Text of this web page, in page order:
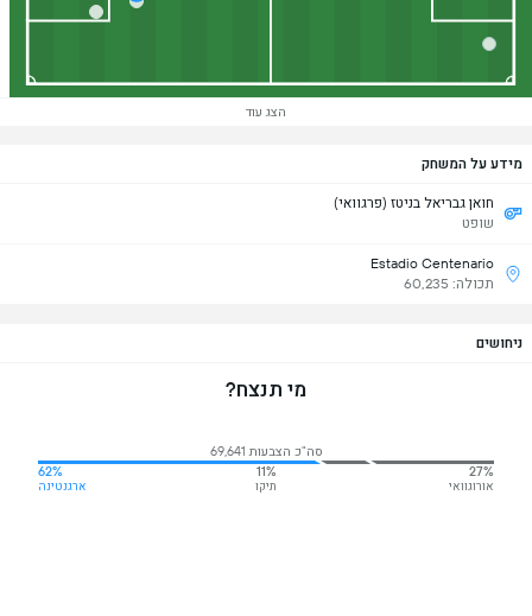
הצג עוד
מידע על המשחק
חואן גבריאל בניטז (פרגוואי)
שופט
Estadio Centenario
תכולה: 60,235
ניחושים
מי תנצח?
סה"כ הצבעות 69,641
27%
אורוגוואי
11%
תיקו
62%
ארגנטינה